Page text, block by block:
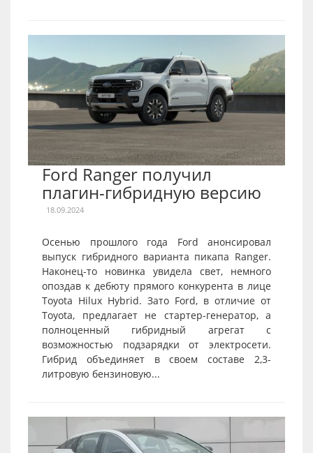
Ford Ranger получил
плагин-гибридную версию
18.09.2024
Осенью прошлого года Ford анонсировал
выпуск гибридного варианта пикапа Ranger.
Наконец-то новинка увидела свет, немного
опоздав к дебюту прямого конкурента в лице
Toyota Hilux Hybrid. Зато Ford, в отличие от
Toyota, предлагает не стартер-генератор, а
полноценный гибридный агрегат с
возможностью подзарядки от электросети.
Гибрид объединяет в своем составе 2,3-
литровую бензиновую...